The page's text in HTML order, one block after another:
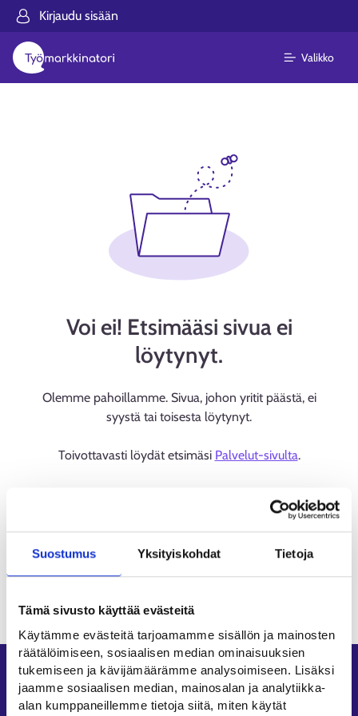
Suostumus Yksityiskohdat Tietoja
Tämä sivusto käyttää evästeitä
Käytämme evästeitä tarjoamamme sisällön ja mainosten
räätälöimiseen, sosiaalisen median ominaisuuksien
tukemiseen ja kävijämäärämme analysoimiseen. Lisäksi
jaamme sosiaalisen median, mainosalan ja analytiikka-
alan kumppaneillemme tietoja siitä, miten käytät
Kirjaudu sisään
Valikko
Voi ei! Etsimääsi sivua ei
löytynyt.
Olemme pahoillamme. Sivua, johon yritit päästä, ei
syystä tai toisesta löytynyt.
Toivottavasti löydät etsimäsi Palvelut-sivulta.
Oikopolut
Asiointi